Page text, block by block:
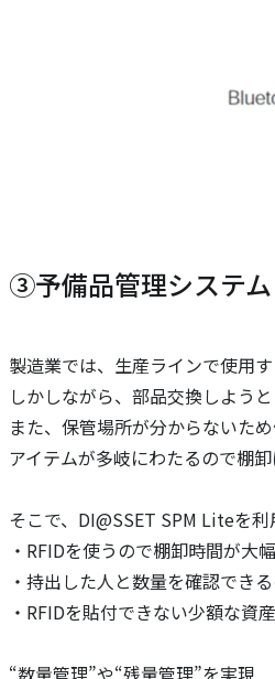
③予備品管理システ
製造業では、生産ラインで使用
しかしながら、部品交換しよう
また、保管場所が分からないた
アイテムが多岐にわたるので棚
そこで、DI@SSET SPM Liteを利
・RFIDを使うので棚卸時間が大
・持出した人と数量を確認でき
・RFIDを貼付できない少額な資